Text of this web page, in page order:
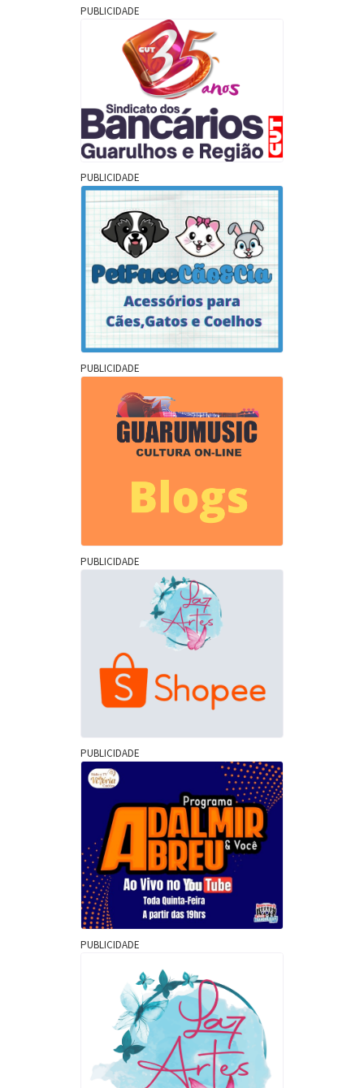
PUBLICIDADE
PUBLICIDADE
PUBLICIDADE
PUBLICIDADE
PUBLICIDADE
PUBLICIDADE